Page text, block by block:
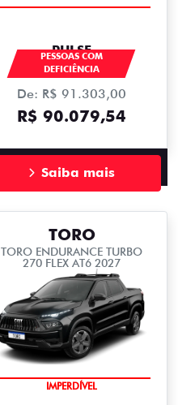
PULSE
PESSOAS COM
DEFICIÊNCIA
De: R$ 91.303,00
R$ 90.079,54
Saiba mais
TORO
TORO ENDURANCE TURBO
270 FLEX AT6 2027
IMPERDÍVEL